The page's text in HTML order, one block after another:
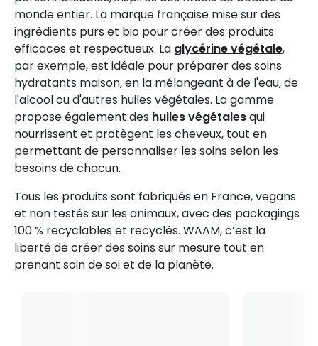
monde entier. La marque française mise sur des
ingrédients purs et bio pour créer des produits
efficaces et respectueux. La glycérine végétale,
par exemple, est idéale pour préparer des soins
hydratants maison, en la mélangeant à de l'eau, de
l'alcool ou d'autres huiles végétales. La gamme
propose également des huiles végétalesqui
nourrissent et protègent les cheveux, tout en
permettant de personnaliser les soins selon les
besoins de chacun.
Tous les produits sont fabriqués en France, vegans
et non testés sur les animaux, avec des packagings
100 % recyclables et recyclés. WAAM, c’est la
liberté de créer des soins sur mesure tout en
prenant soin de soi et de la planète.